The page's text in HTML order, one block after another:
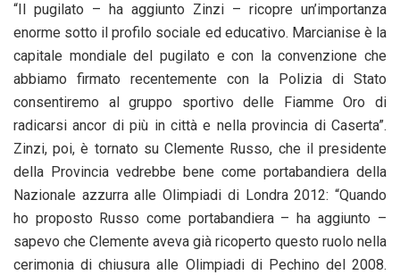
“Il pugilato – ha aggiunto Zinzi – ricopre un’importanza
enorme sotto il profilo sociale ed educativo. Marcianise è la
capitale mondiale del pugilato e con la convenzione che
abbiamo firmato recentemente con la Polizia di Stato
consentiremo al gruppo sportivo delle Fiamme Oro di
radicarsi ancor di più in città e nella provincia di Caserta”.
Zinzi, poi, è tornato su Clemente Russo, che il presidente
della Provincia vedrebbe bene come portabandiera della
Nazionale azzurra alle Olimpiadi di Londra 2012: “Quando
ho proposto Russo come portabandiera – ha aggiunto –
sapevo che Clemente aveva già ricoperto questo ruolo nella
cerimonia di chiusura alle Olimpiadi di Pechino del 2008.